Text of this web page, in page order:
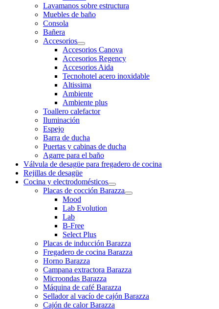
Lavamanos sobre estructura
Muebles de baño
Consola
Bañera
Accesorios
Accesorios Canova
Accesorios Regency
Accesorios Aida
Tecnohotel acero inoxidable
Altissima
Ambiente
Ambiente plus
Toallero calefactor
Iluminación
Espejo
Barra de ducha
Puertas y cabinas de ducha
Agarre para el baño
Válvula de desagüe para fregadero de cocina
Rejillas de desagüe
Cocina y electrodomésticos
Placas de cocción Barazza
Mood
Lab Evolution
Lab
B-Free
Select Plus
Placas de inducción Barazza
Fregadero de cocina Barazza
Horno Barazza
Campana extractora Barazza
Microondas Barazza
Máquina de café Barazza
Sellador al vacío de cajón Barazza
Cajón de calor Barazza